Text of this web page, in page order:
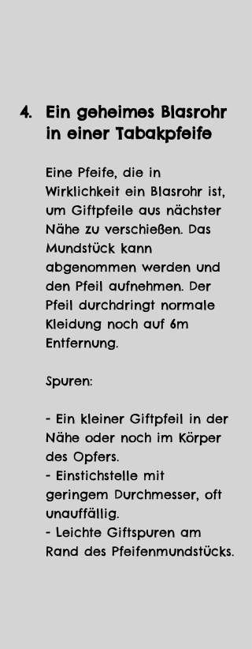
Ein geheimes Blasrohr
in einer Tabakpfeife
Eine Pfeife, die in
Wirklichkeit ein Blasrohr ist,
um Giftpfeile aus nächster
Nähe zu verschießen. Das
Mundstück kann
abgenommen werden und
den Pfeil aufnehmen. Der
Pfeil durchdringt normale
Kleidung noch auf 6m
Entfernung.
Spuren:
- Ein kleiner Giftpfeil in der
Nähe oder noch im Körper
des Opfers.
- Einstichstelle mit
geringem Durchmesser, oft
unauffällig.
- Leichte Giftspuren am
Rand des Pfeifenmundstücks.